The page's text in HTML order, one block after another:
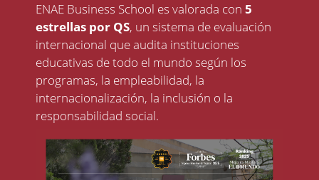
ENAE Business School es valorada con 5
estrellas por QS, un sistema de evaluación
internacional que audita instituciones
educativas de todo el mundo según los
programas, la empleabilidad, la
internacionalización, la inclusión o la
responsabilidad social.